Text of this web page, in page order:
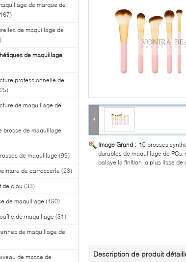
de marque de
de maquillage de
de maquillage
professionnelle de
de maquillage de
brosse de maquillage
de maquillage (99)
de carrosserie (23)
de clou (33)
de maquillage (150)
de maquillage (31)
de maquillage de
de masse de
Image Grand : 10 brosses
durables de maquillage de PCs,
balaye la finition la plus lisse de
Description de produit